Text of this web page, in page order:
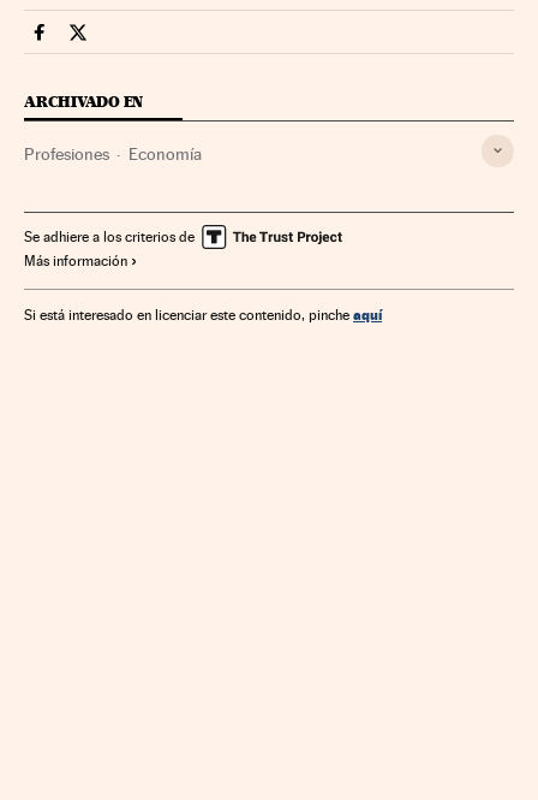
Economia Cinco Días en Facebook
Economia Cinco Días en Twitter
ARCHIVADO EN
Profesiones Economía
Se adhiere a los criterios de
Más información
Si está interesado en licenciar este contenido, pinche aquí